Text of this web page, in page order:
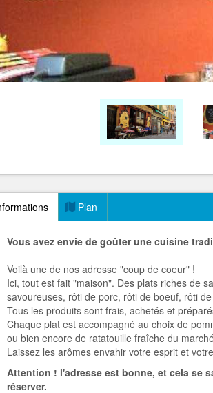
Plan
Vous avez envie de goûter une cuisine
Voilà une de nos adresse "coup de coeur" !
Ici, tout est fait "maison". Des plats riches de
savoureuses, rôti de porc, rôti de boeuf, rôti
Tous les produits sont frais, achetés et
Chaque plat est accompagné au choix de
ou bien encore de ratatouille fraîche du
Laissez les arômes envahir votre esprit et
Attention ! l'adresse est bonne, et cela se
réserver.